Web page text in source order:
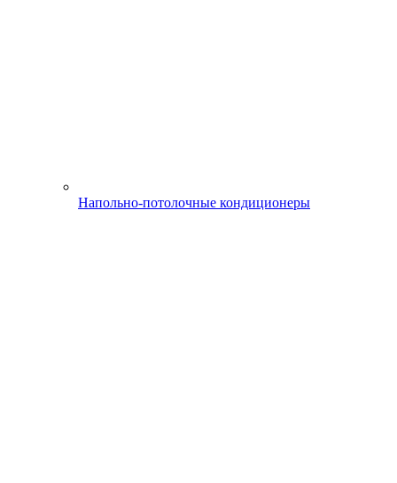
Напольно-потолочные кондиционеры